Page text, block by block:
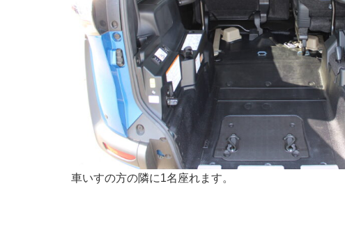
車いすの方の隣に1名座れます。